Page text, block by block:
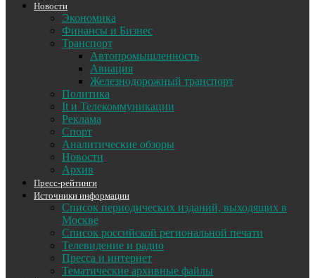
Новости
Экономика
Финансы и Бизнес
Транспорт
Автопромышленность
Авиация
Железнодорожный транспорт
Политика
It и Телекоммуникации
Реклама
Спорт
Аналитические обзоры
Новости
Архив
Пресс-рейтинги
Источники информации
Список периодических изданий, выходящих в
Москве
Список российской региональной печати
Телевидение и радио
Пресса и интернет
Тематические архивные файлы